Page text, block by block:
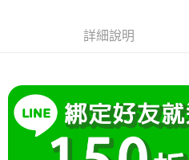
4.訂單成立30分鐘內，如未前往確認交
消。如遇「轉專審核」未通過狀況，表
1.分期款項不併入電信帳單，「大哥付
醒簡訊。
2.透過簡訊連結打開帳單後，可選擇「
帳／街口支付／iPASS MONEY」等通路
１．簡單：不需註冊會員、不需綁卡、
【「AFTEE先享後付」結帳流程】
１．於結帳方式選擇「AFTEE先享後付
結帳頁面，進行簡訊認證並確認金額後
２．訂單成立數日內，您將收到繳費通
３．收到繳費通知簡訊後14天內，點
「Hami Point」為中華電信所提供之點
運送方式
全家付款取貨
每筆NT$80，滿NT$699(含以上)免
詳細說明